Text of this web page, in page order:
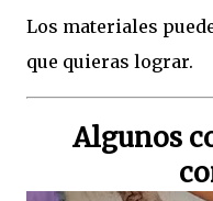
Los materiales
que quieras lograr.
Algunos